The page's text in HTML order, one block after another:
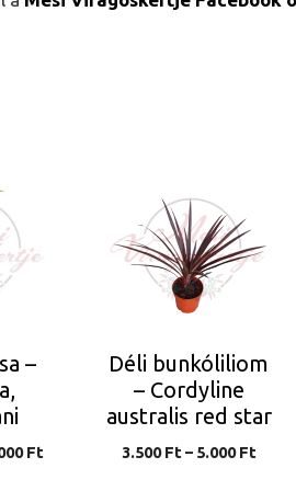
–
Ft Ártartomány:
Déli bunkóliliom
– Cordyline
australis red star
3.500Ft– 5.000Ft
terméknek
több
variációja
változatok
termékoldalon
választhatók